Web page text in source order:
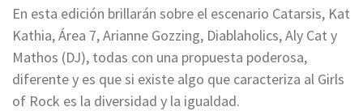
En esta edición brillarán sobre el escenario Catarsis, Kat
Kathia, Área 7, Arianne Gozzing, Diablaholics, Aly Cat y
Mathos (DJ), todas con una propuesta poderosa,
diferente y es que si existe algo que caracteriza al Girls
of Rock es la diversidad y la igualdad.